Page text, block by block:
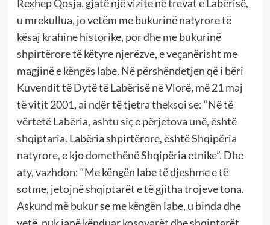
Rexhep Qosja, gjatë një vizite në trevat e Labërisë,
u mrekullua, jo vetëm me bukurinë natyrore të
kësaj krahine historike, por dhe me bukurinë
shpirtërore të këtyre njerëzve, e veçanërisht me
magjinë e këngës labe. Në përshëndetjen që i bëri
Kuvendit të Dytë të Labërisë në Vlorë, më 21 maj
të vitit 2001, ai ndër të tjetra theksoi se: “Në të
vërtetë Labëria, ashtu siç e përjetova unë, është
shqiptaria. Labëria shpirtërore, është Shqipëria
natyrore, e kjo domethënë Shqipëria etnike”. Dhe
aty, vazhdon: “Me këngën labe të djeshme e të
sotme, jetojnë shqiptarët e të gjitha trojeve tona.
Askund më bukur se me këngën labe, u binda dhe